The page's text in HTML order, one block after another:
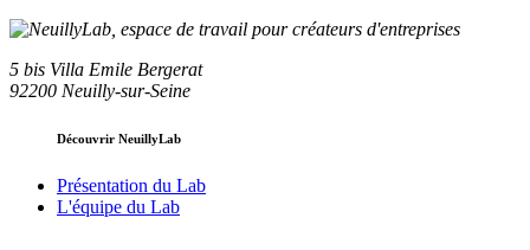
5 bis Villa Emile Bergerat
92200 Neuilly-sur-Seine
Découvrir NeuillyLab
Présentation du Lab
L'équipe du Lab